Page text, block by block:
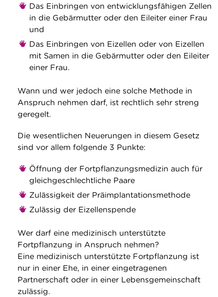
Das Einbringen von entwicklungsfähigen Zellen
in die Gebärmutter oder den Eileiter einer Frau
und
Das Einbringen von Eizellen oder von Eizellen
mit Samen in die Gebärmutter oder den Eileiter
einer Frau.
Wann und wer jedoch eine solche Methode in
Anspruch nehmen darf, ist rechtlich sehr streng
geregelt.
Die wesentlichen Neuerungen in diesem Gesetz
sind vor allem folgende 3 Punkte:
Öffnung der Fortpflanzungsmedizin auch für
gleichgeschlechtliche Paare
Zulässigkeit der Präimplantationsmethode
Zulässig der Eizellenspende
Wer darf eine medizinisch unterstützte
Fortpflanzung in Anspruch nehmen?
Eine medizinisch unterstützte Fortpflanzung ist
nur in einer Ehe, in einer eingetragenen
Partnerschaft oder in einer Lebensgemeinschaft
zulässig.